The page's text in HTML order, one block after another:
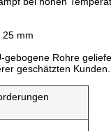
25 mm
Rohre
geschätzten Kunden.